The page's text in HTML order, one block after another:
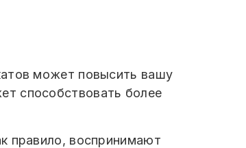
может повысить вашу
способствовать более
правило, воспринимают